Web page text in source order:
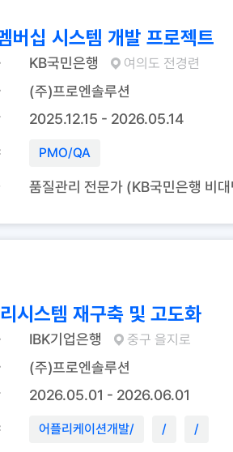
버십 시스템 개발 프로젝트
KB국민은행 여의도 전경련
(주)프로엔솔루션
2025.12.15 - 2026.05.14
PMO/QA
품질관리 전문가 (KB국민은행 비
시스템 재구축 및 고도화
IBK기업은행 중구 을지로
(주)프로엔솔루션
2026.05.01 - 2026.06.01
어플리케이션개발/ / /